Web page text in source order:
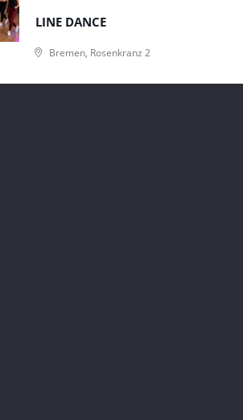
LINE DANCE
Bremen, Rosenkranz 2